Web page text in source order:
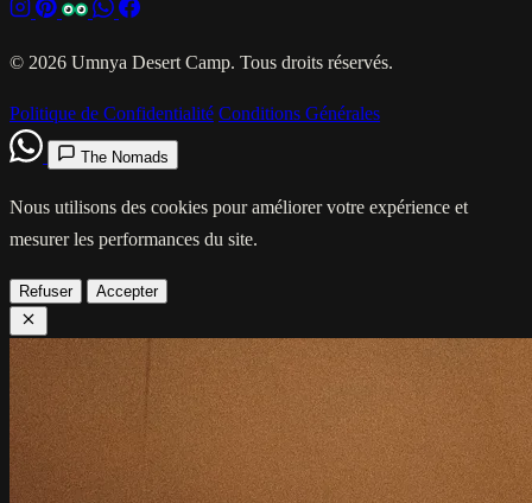
© 2026 Umnya Desert Camp. Tous droits réservés.
Politique de Confidentialité Conditions Générales
The Nomads
Nous utilisons des cookies pour améliorer votre expérience et
mesurer les performances du site.
Refuser Accepter